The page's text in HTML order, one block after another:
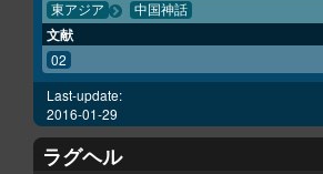
東アジア 中国神話
文献
02
Last-update:
2016-01-29
ラグヘル